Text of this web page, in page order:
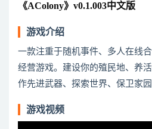
《AColony》v0.1.003中文版
游戏介绍
一款注重于随机事件、多人在线
经营游戏。建设你的殖民地、养
作先进武器、探索世界、保卫家
游戏视频